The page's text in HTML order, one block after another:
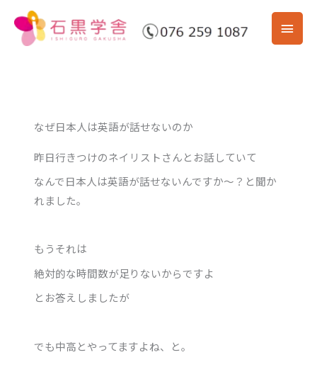
メ
イ
なぜ日本人は英語が話せないのか
昨日行きつけのネイリストさんとお話していて
なんで日本人は英語が話せないんですか～？と聞か
れました。
もうそれは
絶対的な時間数が足りないからですよ
とお答えしましたが
でも中高とやってますよね、と。